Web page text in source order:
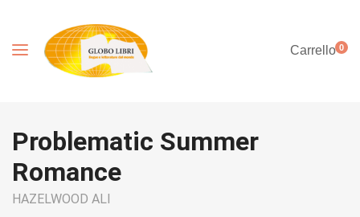
Carrello0
Problematic Summer
Romance
HAZELWOOD ALI